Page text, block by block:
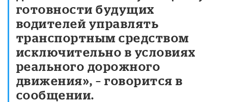
готовности будущих
водителей управлять
транспортным средством
исключительно в условиях
реального дорожного
движения», – говорится в
сообщении.